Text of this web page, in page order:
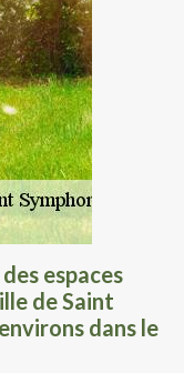
espaces
de Saint
dans le